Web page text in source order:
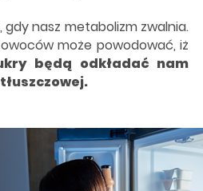
nasz metabolizm zwalnia.
może powodować, iż
będą odkładać nam